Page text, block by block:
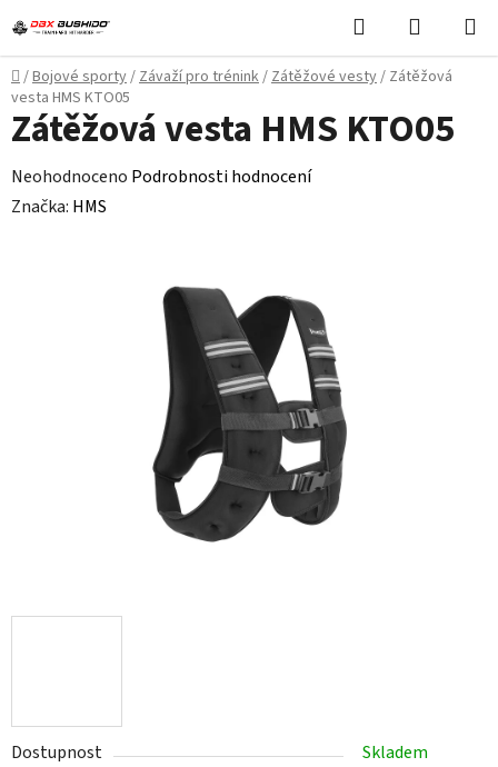
na
obsah
Hledat
KOŠÍK
Domů
/Bojové sporty/Závaží pro trénink/Zátěžové vesty/ Zátěžová
vesta HMS KTO05
Dostupnost
Skladem
Zátěžová vesta HMS KTO05
Průměrné
hodnocení
Neohodnoceno Podrobnosti hodnocení
Značka: HMS